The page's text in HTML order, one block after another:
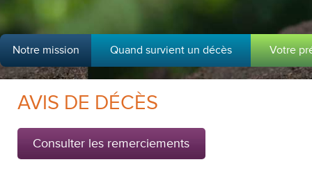
Notre mission Quand survient un décès Votre
AVIS DE DÉCÈS
Consulter les remerciements